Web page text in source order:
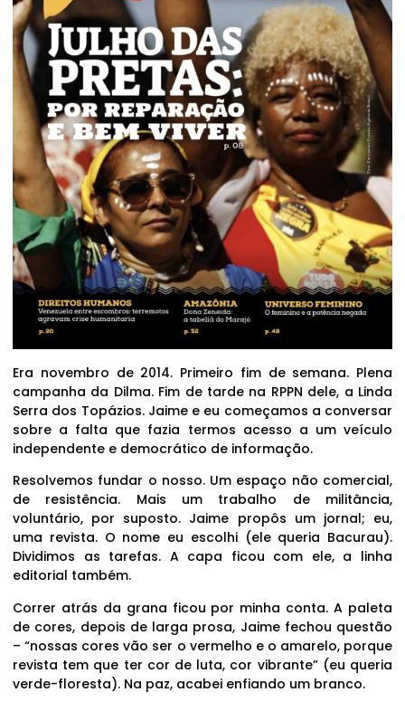
Era novembro de 2014. Primeiro fim de semana. Plena
campanha da Dilma. Fim de tarde na RPPN dele, a Linda
Serra dos Topázios. Jaime e eu começamos a conversar
sobre a falta que fazia termos acesso a um veículo
independente e democrático de informação.
Resolvemos fundar o nosso. Um espaço não comercial,
de resistência. Mais um trabalho de militância,
voluntário, por suposto. Jaime propôs um jornal; eu,
uma revista. O nome eu escolhi (ele queria Bacurau).
Dividimos as tarefas. A capa ficou com ele, a linha
editorial também.
Correr atrás da grana ficou por minha conta. A paleta
de cores, depois de larga prosa, Jaime fechou questão
– “nossas cores vão ser o vermelho e o amarelo, porque
revista tem que ter cor de luta, cor vibrante” (eu queria
verde-floresta). Na paz, acabei enfiando um branco.